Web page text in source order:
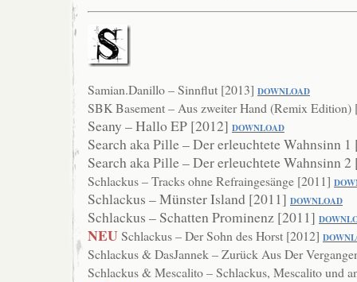
Samian.Danillo – Sinnflut [2013] DOWNLOAD
SBK Basement – Aus zweiter Hand (Remix
Seany – Hallo EP [2012] DOWNLOAD
Search aka Pille – Der erleuchtete Wahnsinn
Search aka Pille – Der erleuchtete Wahnsinn
Schlackus – Tracks ohne Refraingesänge [2011]
Schlackus – Münster Island [2011] DOWNLOAD
Schlackus – Schatten Prominenz [2011]
NEUSchlackus – Der Sohn des Horst [2012]
Schlackus & DasJannek – Zurück Aus Der
Schlackus & Mescalito – Schlackus, Mescalito und